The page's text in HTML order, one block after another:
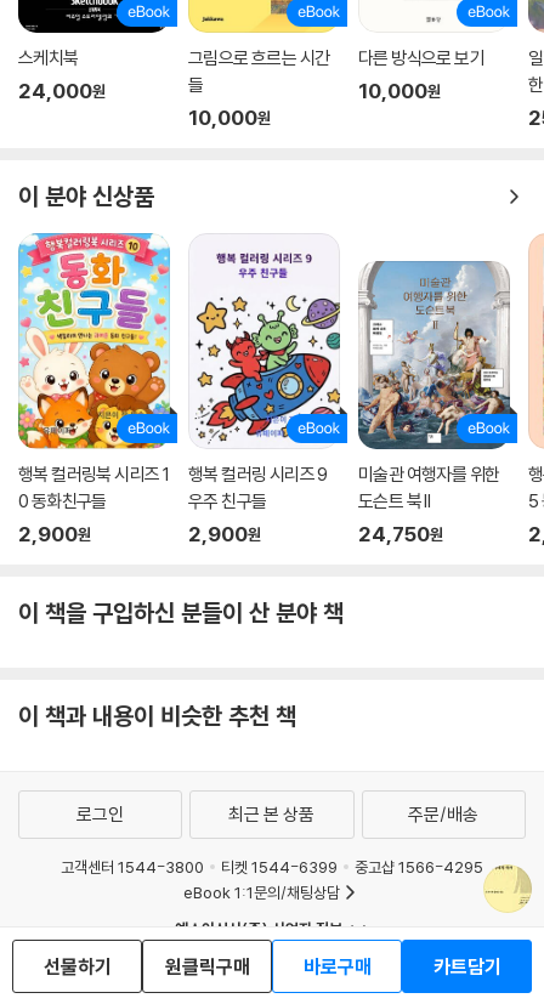
하는 삶, 공동체의 삶에 세상을 구원할 가치가 있다는 신념을 지켰다. 그가
어디로 향했는지도 중요하지만, 그를 더욱 중요하게 하는 것은 그가 거기
에 다다른 방식이다. 그는 내내 ‘사랑’의 윤리와 함께했다.
을 담은 사진과도 같았다. 그 사진은 작지만, 그 안으로 흘러든 빛은 우주에
않았지만, 늘 귀 기울일 가치가 있었다. 『우리 시대의 작가』는 우리가 사랑
한 존 버거의 다양한 얼굴을 입체적으로 소묘하며, 한 위대한 지성을 다만
그리워하는 것에 그치지 않고, 지금 이 순간에도 여전히 진행 중인 지적인
드라마의 현장으로 다시금 불러낸다.
버거의 에세이를 통해 나는 강의실에서 배운 것과 전혀 다르게 세상 보는
방식을 알게 됐다. 그것은 지적인 노동과 기꺼이 경험하려는 자세, 혹은 대
는 방식, 내가 볼 때는 살아가는 방식이었다. 미국의 시인 월트 휘트먼은 유
명한 시에서, 천문학자의 강의를 듣다가 “신비하고 촉촉한 밤공기” 속으
로 나와 “가끔 완벽한 침묵에서 하늘의 별들을” 올려다본 경험을 들려준
_조슈아 스펄링
기했습니다.
스케치북
24,000원
그림으로 흐르는 시간
들
10,000원
다른 방식으로 보기
10,000원
이 분야 신상품
행복 컬러링북 시리즈 1
0 동화친구들
2,900원
행복 컬러링 시리즈 9
우주 친구들
2,900원
미술관 여행자를 위한
도슨트 북 II
24,750원
5
이 책을 구입하신 분들이 산 분야 책
이 책과 내용이 비슷한 추천 책
선물하기 원클릭구매 바로구매 카트담기
로그인 최근 본 상품 주문/배송
고객센터 1544-3800 티켓 1544-6399
중고샵 1566-4295
eBook 1:1문의/채팅상담
예스이십사(주) 사업자 정보
이용약관
개인정보처리방침
청소년보호정책
PC버전
회사소개 거래처관계자께